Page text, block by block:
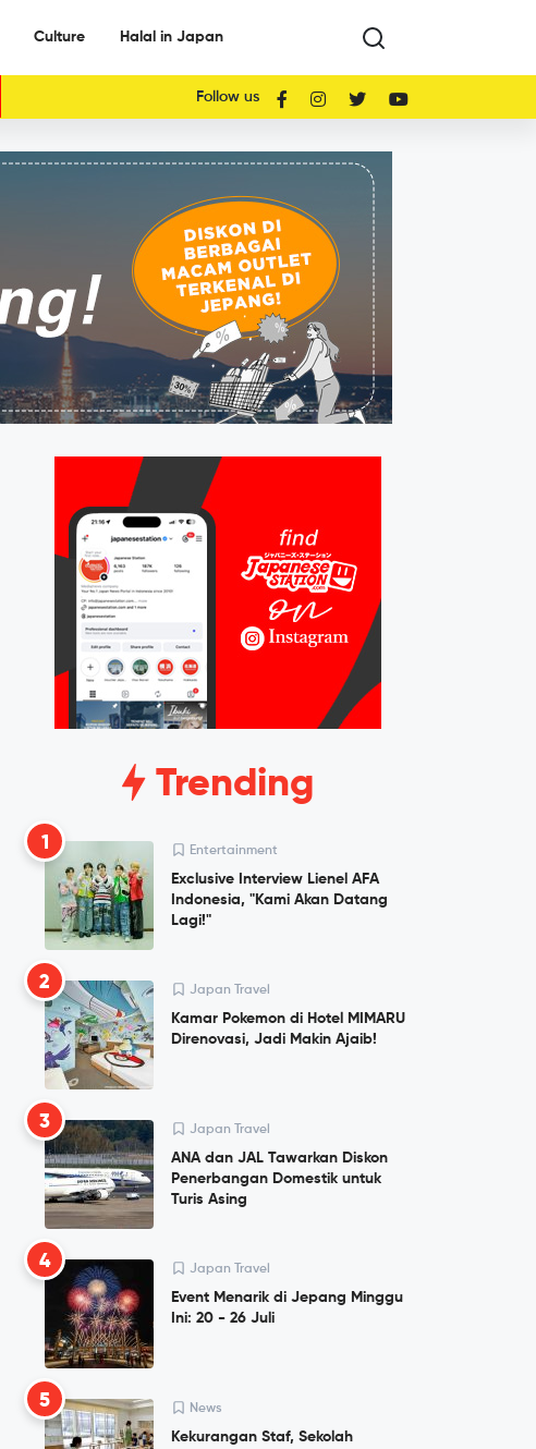
Culture Halal in Japan
Follow us
Trending
1 Entertainment
Exclusive Interview Lienel AFA
Indonesia, "Kami Akan Datang
Lagi!"
2 Japan Travel
Kamar Pokemon di Hotel MIMARU
Direnovasi, Jadi Makin Ajaib!
3 Japan Travel
ANA dan JAL Tawarkan Diskon
Penerbangan Domestik untuk
Turis Asing
4 Japan Travel
Event Menarik di Jepang Minggu
Ini: 20 - 26 Juli
5 News
Kekurangan Staf, Sekolah